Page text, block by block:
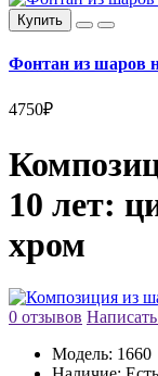
Купить
Фонтан из шаров
4750₽
10 лет:
хром
0 отзывов
Модель: 1660